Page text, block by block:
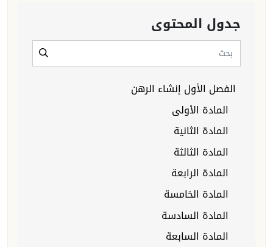
جدول المحتوى
الفصل الأول إنشاء الرهن
المادة الأولى
المادة الثانية
المادة الثالثة
المادة الرابعة
المادة الخامسة
المادة السادسة
المادة السابعة